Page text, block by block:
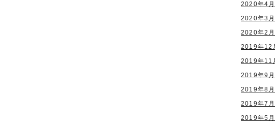
2020年4月
2020年3月
2020年2月
2019年12
2019年11
2019年9月
2019年8月
2019年7月
2019年5月